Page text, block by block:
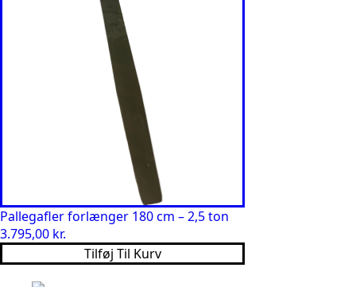
Pallegafler forlænger 180 cm – 2,5 ton
3.795,00 kr.
Tilføj Til Kurv